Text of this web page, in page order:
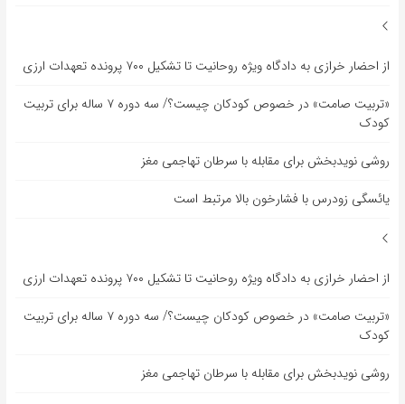
از احضار خرازی به دادگاه ویژه روحانیت تا تشکیل ۷۰۰ پرونده تعهدات ارزی
«تربیت صامت» در خصوص کودکان چیست؟/ سه دوره ۷ ساله برای تربیت
کودک
روشی نویدبخش برای مقابله با سرطان تهاجمی مغز
یائسگی زودرس با فشارخون بالا مرتبط است
از احضار خرازی به دادگاه ویژه روحانیت تا تشکیل ۷۰۰ پرونده تعهدات ارزی
«تربیت صامت» در خصوص کودکان چیست؟/ سه دوره ۷ ساله برای تربیت
کودک
روشی نویدبخش برای مقابله با سرطان تهاجمی مغز